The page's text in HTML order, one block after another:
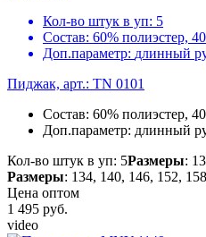
Кол-во штук в уп: 5
Состав: 60% полиэстер,
Доп.параметр: длинный
Пиджак, арт.: TN 0101
Состав: 60% полиэстер,
Доп.параметр: длинный
Кол-во штук в уп: 5Размеры:
Размеры: 134, 140, 146, 152, 158
Цена оптом
1 495 руб.
video